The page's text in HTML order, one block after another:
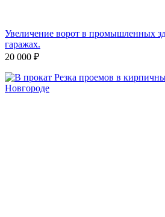
Увеличение ворот в промышленных
гаражах.
20 000 ₽